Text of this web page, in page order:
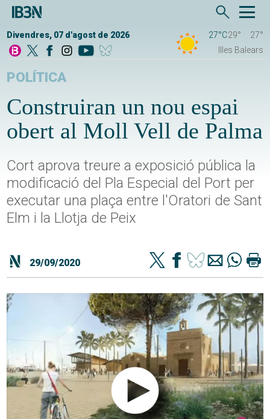
Divendres, 07 d'agost de 2026 27°C29°
27°
Illes Balears
POLÍTICA
Construiran un nou espai
obert al Moll Vell de Palma
Cort aprova treure a exposició pública la
modificació del Pla Especial del Port per
executar una plaça entre l'Oratori de Sant
Elm i la Llotja de Peix
29/09/2020